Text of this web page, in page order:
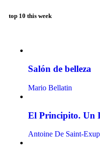
top 10 this week
Salón de belleza
Mario Bellatin
El Principito. Un
Antoine De Saint-